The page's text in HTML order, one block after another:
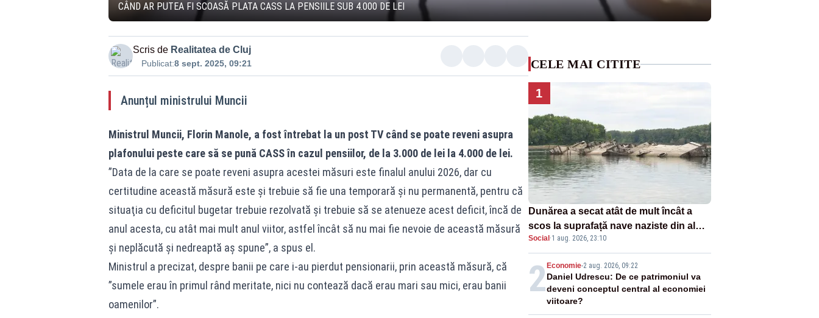
CÂND AR PUTEA FI SCOASĂ PLATA CASS LA PENSIILE SUB 4.000 DE LEI
Scris de Realitatea de Cluj
Publicat:8 sept. 2025, 09:21
Anunțul ministrului Muncii
Ministrul Muncii, Florin Manole, a fost întrebat la un post TV când se poate reveni asupra
plafonului peste care să se pună CASS în cazul pensiilor, de la 3.000 de lei la 4.000 de lei.
”Data de la care se poate reveni asupra acestei măsuri este finalul anului 2026, dar cu
certitudine această măsură este şi trebuie să fie una temporară şi nu permanentă, pentru că
situaţia cu deficitul bugetar trebuie rezolvată şi trebuie să se atenueze acest deficit, încă de
anul acesta, cu atât mai mult anul viitor, astfel încât să nu mai fie nevoie de această măsură
şi neplăcută şi nedreaptă aş spune”, a spus el.
Ministrul a precizat, despre banii pe care i-au pierdut pensionarii, prin această măsură, că
”sumele erau în primul rând meritate, nici nu contează dacă erau mari sau mici, erau banii
oamenilor”.
CELE MAI CITITE
1
Dunărea a secat atât de mult încât a
scos la suprafață nave naziste din al
doilea război mondial
Social ·1 aug. 2026, 23:10
2 Economie-2 aug. 2026, 09:22
Daniel Udrescu: De ce patrimoniul va
deveni conceptul central al economiei
viitoare?